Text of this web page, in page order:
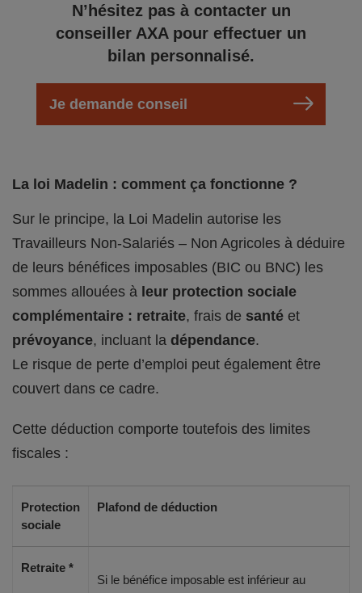
N’hésitez pas à contacter un
conseiller AXA pour effectuer un
bilan personnalisé.
Je demande conseil
La loi Madelin : comment ça fonctionne ?
Sur le principe, la Loi Madelin autorise les
Travailleurs Non-Salariés – Non Agricoles à déduire
de leurs bénéfices imposables (BIC ou BNC) les
sommes allouées à leur protection sociale
complémentaire : retraite, frais de santé et
prévoyance, incluant la dépendance.
Le risque de perte d’emploi peut également être
couvert dans ce cadre.
Cette déduction comporte toutefois des limites
fiscales :
Protection
sociale
Plafond de déduction
Retraite *
Si le bénéfice imposable est inférieur au